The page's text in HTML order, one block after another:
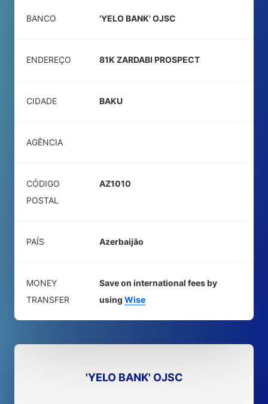
BANCO 'YELO BANK' OJSC
ENDEREÇO 81K ZARDABI PROSPECT
CIDADE BAKU
AGÊNCIA
CÓDIGO
POSTAL
AZ1010
PAÍS Azerbaijão
MONEY
TRANSFER
Save on international fees by
using Wise
'YELO BANK' OJSC